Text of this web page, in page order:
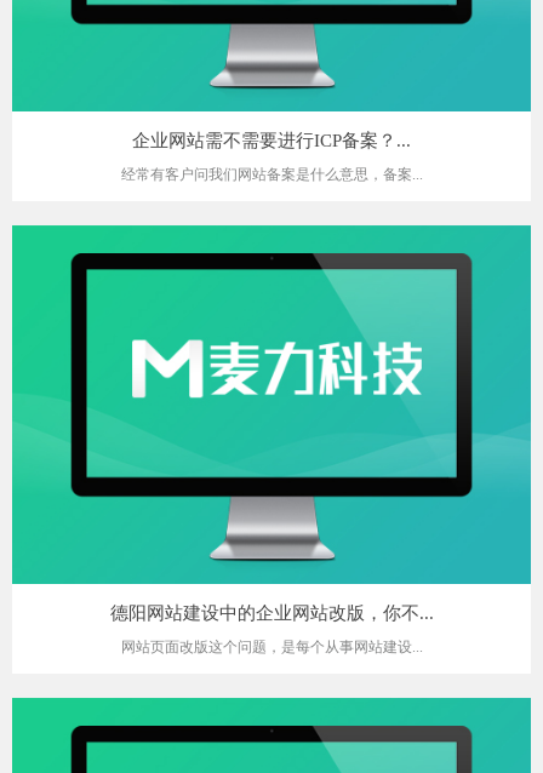
企业网站需不需要进行ICP备案？...
经常有客户问我们网站备案是什么意思，备案...
德阳网站建设中的企业网站改版，你不...
网站页面改版这个问题，是每个从事网站建设...